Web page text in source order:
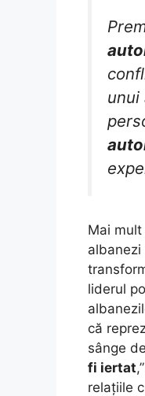
unui
Mai
albanezi
liderul
că
sânge
fi iertat
relațiile